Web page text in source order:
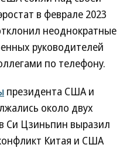
в феврале 2023
неоднократные
руководителей
по телефону.
президента США и
около двух
Си Цзиньпин выразил
Китая и США